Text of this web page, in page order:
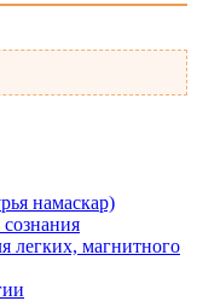
намаскар)
легких, магнитного